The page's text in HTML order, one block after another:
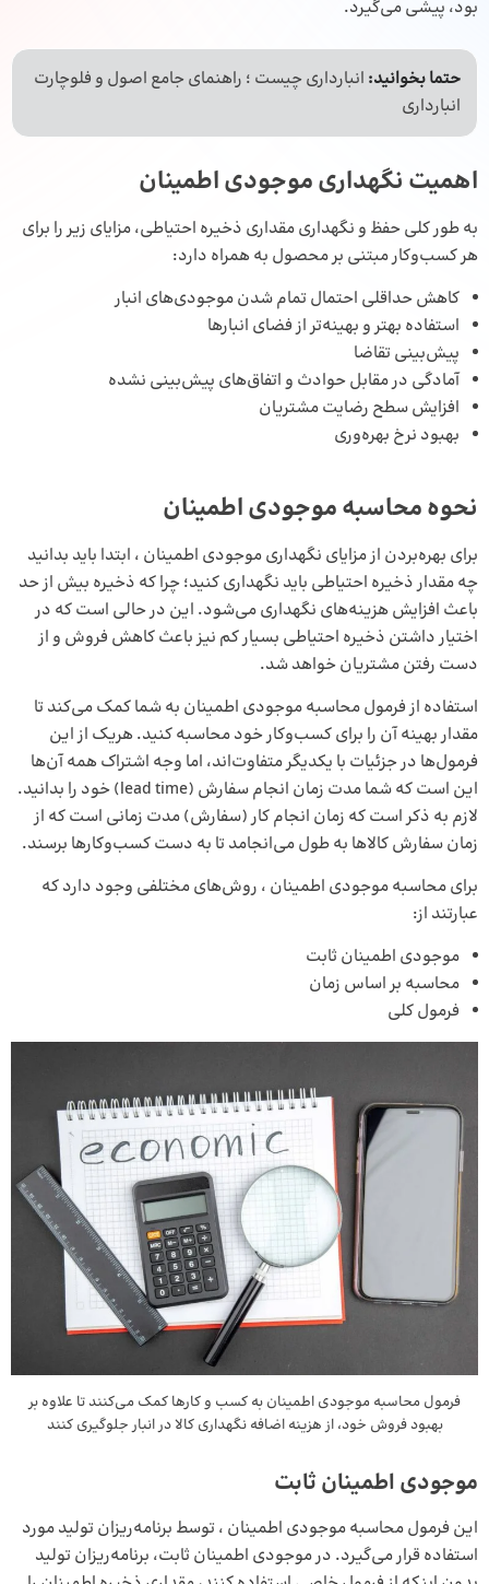
بود، پیشی می‌گیرد.
حتما بخوانید: انبارداری چیست ؛ راهنمای جامع اصول و فلوچارت
انبارداری
اهمیت نگهداری موجودی اطمینان
به طور کلی حفظ و نگهداری مقداری ذخیره احتیاطی، مزایای زیر را برای
هر کسب‌وکار مبتنی بر محصول به همراه دارد:
کاهش حداقلی احتمال تمام شدن موجودی‌های انبار
استفاده بهتر و بهینه‌تر از فضای انبارها
پیش‌بینی تقاضا
آمادگی در مقابل حوادث و اتفاق‌های پیش‌بینی نشده
افزایش سطح رضایت مشتریان
بهبود نرخ بهره‌وری
نحوه محاسبه موجودی اطمینان
برای بهره‌بردن از مزایای نگهداری موجودی اطمینان ، ابتدا باید بدانید
چه مقدار ذخیره احتیاطی باید نگهداری کنید؛ چرا که ذخیره بیش از حد
باعث افزایش هزینه‌های نگهداری می‌شود. این در حالی است که در
اختیار داشتن ذخیره احتیاطی بسیار کم نیز باعث کاهش فروش و از
دست رفتن مشتریان خواهد شد.
استفاده از فرمول‌ محاسبه موجودی اطمینان به شما کمک می‌کند تا
مقدار بهینه آن را برای کسب‌وکار خود محاسبه کنید. هریک از این
فرمول‌ها در جزئیات با یکدیگر متفاوت‌اند، اما وجه اشتراک همه آن‌ها
این است که شما مدت زمان انجام سفارش (lead time) خود را بدانید.
لازم به ذکر است که زمان انجام کار (سفارش) مدت زمانی است که از
زمان سفارش کالاها به طول می‌انجامد تا به دست کسب‌وکارها برسند.
برای محاسبه موجودی اطمینان ، روش‌های مختلفی وجود دارد که
عبارتند از:
موجودی اطمینان ثابت
محاسبه بر اساس زمان
فرمول کلی
فرمول‌ محاسبه موجودی اطمینان به کسب و کارها کمک می‌کنند تا علاوه بر
بهبود فروش خود، از هزینه اضافه نگهداری کالا در انبار جلوگیری کنند
موجودی اطمینان ثابت
این فرمول‌ محاسبه موجودی اطمینان ، توسط برنامه‌ریزان تولید مورد
استفاده قرار می‌گیرد. در موجودی اطمینان ثابت، برنامه‌ریزان تولید